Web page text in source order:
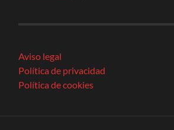
Aviso legal
Política de privacidad
Política de cookies